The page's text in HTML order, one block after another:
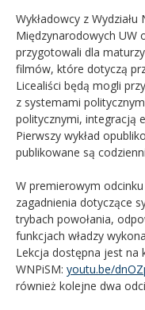
Wykładowcy z
Międzynarodowych UW
przygotowali dla
filmów, które dotyczą
Licealiści będą mogli
z systemami
politycznymi, integracją
Pierwszy wykład
publikowane są
W premierowym
zagadnienia dotyczące
trybach powołania,
funkcjach władzy
Lekcja dostępna jest na
WNPiSM: youtu.be/
również kolejne dwa